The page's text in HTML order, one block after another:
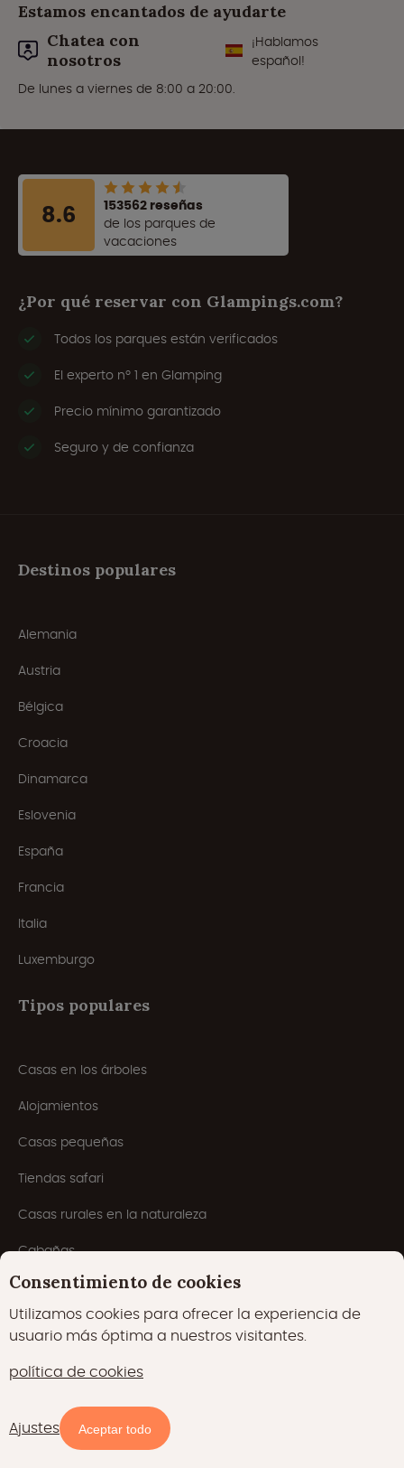
Disponibilidad y precios
Estamos encantados de ayudarte
Chatea con
nosotros
¡Hablamos
español!
De lunes a viernes de 8:00 a 20:00.
8.6
153562 reseñas
de los parques de
vacaciones
¿Por qué reservar con Glampings.com?
Todos los parques están verificados
El experto nº 1 en Glamping
Precio mínimo garantizado
Seguro y de confianza
Destinos populares
Alemania
Austria
Bélgica
Croacia
Dinamarca
Eslovenia
España
Francia
Italia
Luxemburgo
Tipos populares
Casas en los árboles
Alojamientos
Casas pequeñas
Tiendas safari
Casas rurales en la naturaleza
Cabañas
Yurtas
Cabañas del puerto
Temas populares
Consentimiento de cookies
Utilizamos cookies para ofrecer la experiencia de
usuario más óptima a nuestros visitantes.
política de cookies
Ajustes Aceptar todo